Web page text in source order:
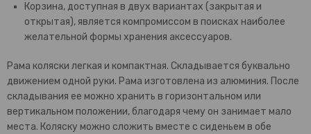
Корзина, доступная в двух вариантах (закрытая и
открытая), является компромиссом в поисках наиболее
желательной формы хранения аксессуаров.
Рама коляски легкая и компактная. Складывается буквально
движением одной руки. Рама изготовлена из алюминия. После
складывания ее можно хранить в горизонтальном или
вертикальном положении, благодаря чему он занимает мало
места. Коляску можно сложить вместе с сиденьем в обе